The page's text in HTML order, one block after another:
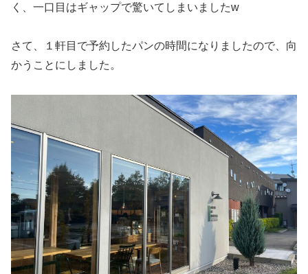
く、一口目はギャップで驚いてしまいましたw
さて、１軒目で予約したパンの時間になりましたので、向
かうことにしました。